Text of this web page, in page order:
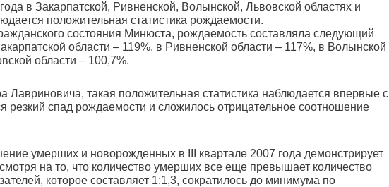
в Закарпатской, Ривненской, Волынской, Львовской областях и
положительная статистика рождаемости.
состояния Минюста, рождаемость составляла следующий
области – 119%, в Ривненской области – 117%, в Волынской
области – 100,7%.
такая положительная статистика наблюдается впервые с
резкий спад рождаемости и сложилось отрицательное соотношение
умерших и новорожденных в ІІІ квартале 2007 года демонстрирует
на то, что количество умерших все еще превышает количество
которое составляет 1:1,3, сократилось до минимума по